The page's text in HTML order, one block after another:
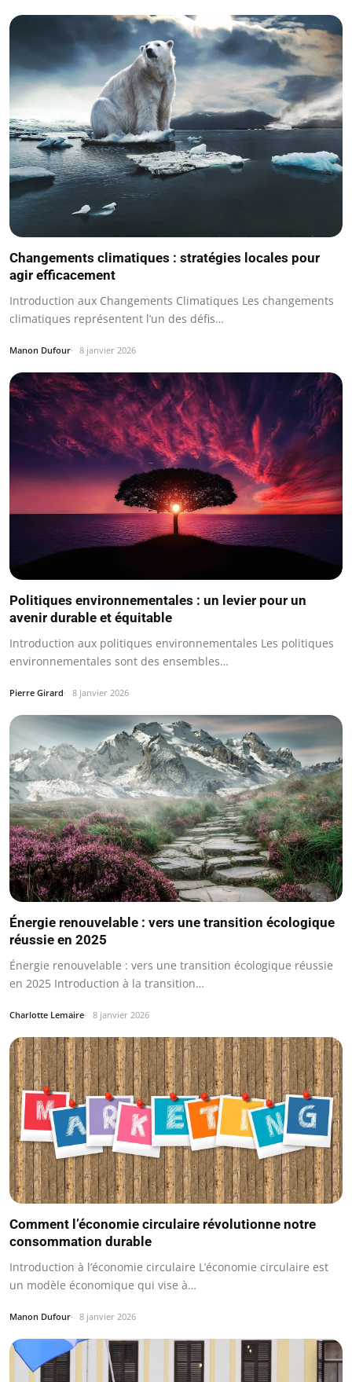
Changements climatiques : stratégies locales pour
agir efficacement
Introduction aux Changements Climatiques Les changements
climatiques représentent l’un des défis…
Manon Dufour 8 janvier 2026
Politiques environnementales : un levier pour un
avenir durable et équitable
Introduction aux politiques environnementales Les politiques
environnementales sont des ensembles…
Pierre Girard 8 janvier 2026
Énergie renouvelable : vers une transition écologique
réussie en 2025
Énergie renouvelable : vers une transition écologique réussie
en 2025 Introduction à la transition…
Charlotte Lemaire 8 janvier 2026
Comment l’économie circulaire révolutionne notre
consommation durable
Introduction à l’économie circulaire L’économie circulaire est
un modèle économique qui vise à…
Manon Dufour 8 janvier 2026